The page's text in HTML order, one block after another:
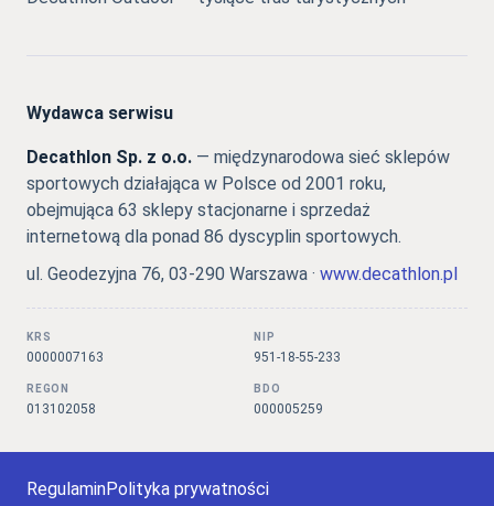
Wydawca serwisu
Decathlon Sp. z o.o. — międzynarodowa sieć sklepów
sportowych działająca w Polsce od 2001 roku,
obejmująca 63 sklepy stacjonarne i sprzedaż
internetową dla ponad 86 dyscyplin sportowych.
ul. Geodezyjna 76, 03-290 Warszawa · www.decathlon.pl
KRS
0000007163
NIP
951-18-55-233
REGON
013102058
BDO
000005259
RegulaminPolityka prywatności